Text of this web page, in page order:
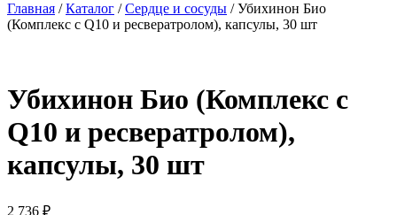
Главная / Каталог / Сердце и сосуды / Убихинон Био
(Комплекс с Q10 и ресвератролом), капсулы, 30 шт
Убихинон Био (Комплекс с
Q10 и ресвератролом),
капсулы, 30 шт
2 736 ₽